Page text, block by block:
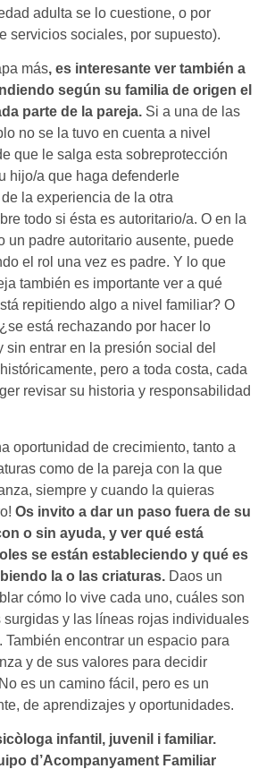
adulta se lo cuestione, o por
servicios sociales, por supuesto).
más, es interesante ver también a
según su familia de origen el
parte de la pareja. Si a una de las
no se la tuvo en cuenta a nivel
que le salga esta sobreprotección
hijo/a que haga defenderle
la experiencia de la otra
todo si ésta es autoritario/a. O en la
un padre autoritario ausente, puede
el rol una vez es padre. Y lo que
también es importante ver a qué
repitiendo algo a nivel familiar? O
está rechazando por hacer lo
sin entrar en la presión social del
pero a toda costa, cada
revisar su historia y responsabilidad
oportunidad de crecimiento, tanto a
como de la pareja con la que
siempre y cuando la quieras
Os invito a dar un paso fuera de su
o sin ayuda, y ver qué está
se están estableciendo y qué es
la o las criaturas. Daos un
cómo lo vive cada uno, cuáles son
surgidas y las líneas rojas individuales
También encontrar un espacio para
y de sus valores para decidir
es un camino fácil, pero es un
de aprendizajes y oportunidades.
infantil, juvenil i familiar.
d’Acompanyament Familiar